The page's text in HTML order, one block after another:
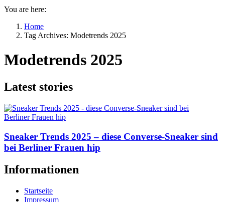
You are here:
Home
Tag Archives: Modetrends 2025
Modetrends 2025
Latest stories
Sneaker Trends 2025 – diese Converse-Sneaker sind
bei Berliner Frauen hip
Informationen
Startseite
Impressum